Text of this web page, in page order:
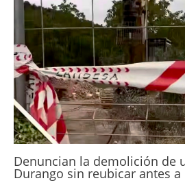
Denuncian la demolición de
Durango sin reubicar antes a